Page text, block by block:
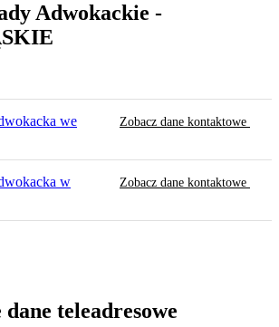
Adwokackie -
we
Zobacz dane kontaktowe
w
Zobacz dane kontaktowe
teleadresowe